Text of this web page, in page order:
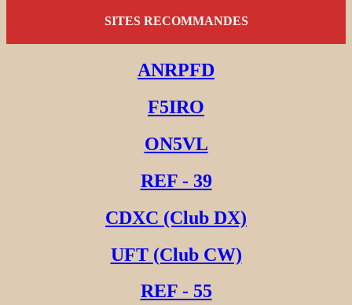
SITES RECOMMANDES
ANRPFD
F5IRO
ON5VL
REF - 39
CDXC (Club DX)
UFT (Club CW)
REF - 55